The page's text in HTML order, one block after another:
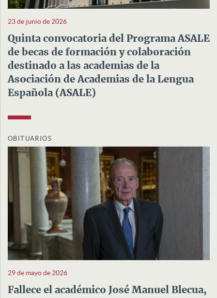
23 de junio de 2026
Quinta convocatoria del Programa ASALE
de becas de formación y colaboración
destinado a las academias de la
Asociación de Academias de la Lengua
Española (ASALE)
OBITUARIOS
29 de mayo de 2026
Fallece el académico José Manuel Blecua,